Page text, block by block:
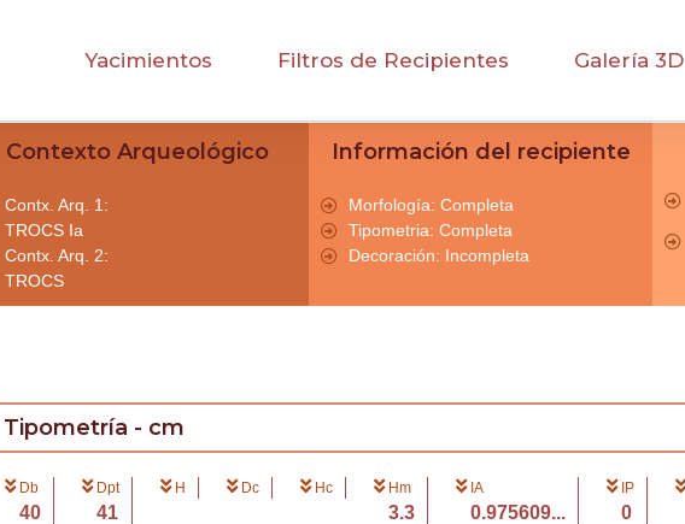
Yacimientos Filtros de Recipientes Galería 3D
Contexto Arqueológico
Contx. Arq. 1:
TROCS Ia
Contx. Arq. 2:
TROCS
Información del recipiente
Morfología: Completa
Tipometria: Completa
Decoración: Incompleta
Tipometría - cm
Db
40
Dpt
41
H Dc Hc Hm
3.3
IA
0.975609...
IP
0